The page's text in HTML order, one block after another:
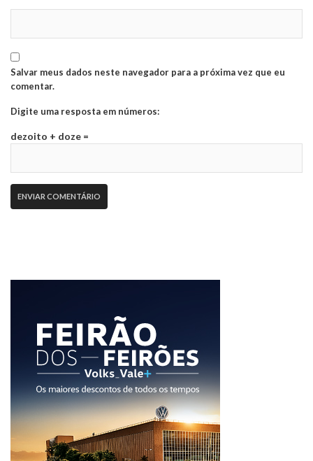
Salvar meus dados neste navegador para a próxima vez que eu
comentar.
Digite uma resposta em números:
dezoito + doze =